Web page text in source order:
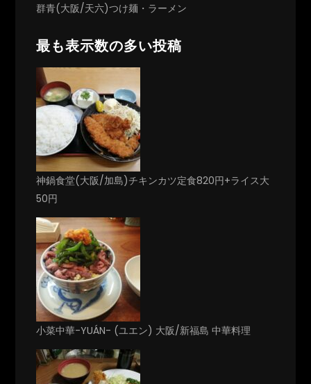
群青(大阪/天六)つけ麺・ラーメン
最も表示数の多い投稿
神鍋食堂(大阪/加島)チキンカツ定食820円+ライス大
50円
小菜中華-YUÁN- (ユエン) 大阪/新福島 中華料理